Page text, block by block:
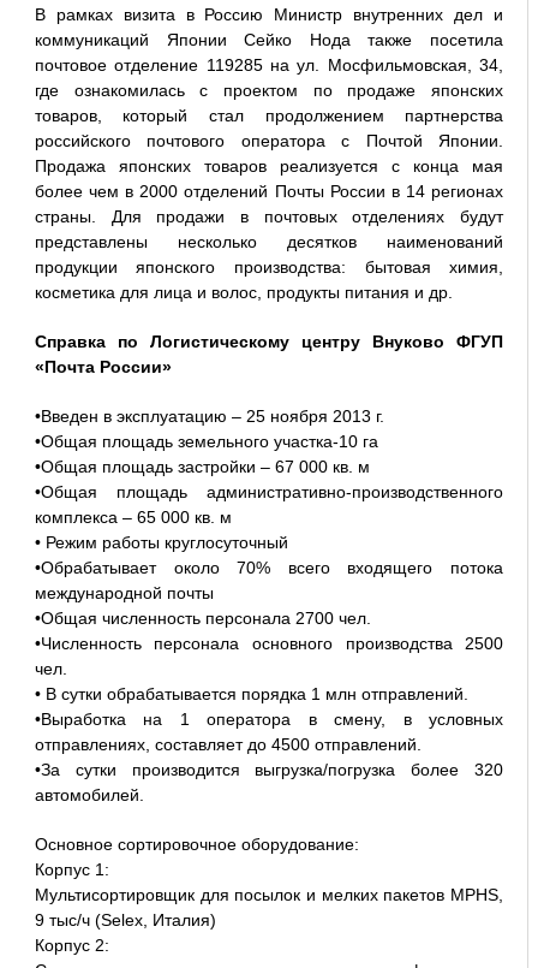
В рамках визита в Россию Министр внутренних дел и
коммуникаций Японии Сейко Нода также посетила
почтовое отделение 119285 на ул. Мосфильмовская, 34,
где ознакомилась с проектом по продаже японских
товаров, который стал продолжением партнерства
российского почтового оператора с Почтой Японии.
Продажа японских товаров реализуется с конца мая
более чем в 2000 отделений Почты России в 14 регионах
страны. Для продажи в почтовых отделениях будут
представлены несколько десятков наименований
продукции японского производства: бытовая химия,
косметика для лица и волос, продукты питания и др.
Справка по Логистическому центру Внуково ФГУП
«Почта России»
•Введен в эксплуатацию – 25 ноября 2013 г.
•Общая площадь земельного участка-10 га
•Общая площадь застройки – 67 000 кв. м
•Общая площадь административно-производственного
комплекса – 65 000 кв. м
• Режим работы круглосуточный
•Обрабатывает около 70% всего входящего потока
международной почты
•Общая численность персонала 2700 чел.
•Численность персонала основного производства 2500
чел.
• В сутки обрабатывается порядка 1 млн отправлений.
•Выработка на 1 оператора в смену, в условных
отправлениях, составляет до 4500 отправлений.
•За сутки производится выгрузка/погрузка более 320
автомобилей.
Основное сортировочное оборудование:
Корпус 1:
Мультисортировщик для посылок и мелких пакетов MPHS,
9 тыс/ч (Selex, Италия)
Корпус 2: